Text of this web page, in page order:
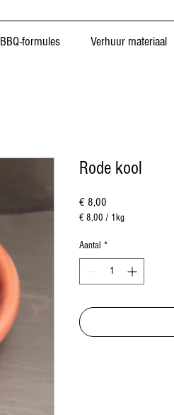
BBQ-formules Verhuur materiaal
Rode kool
€ 8,00
€ 8,00 / 1kg
per
1
Aantal *